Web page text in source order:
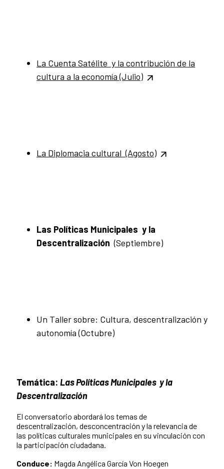
La Cuenta Satélite y la contribución de la
cultura a la economía (Julio)
La Diplomacia cultural (Agosto)
Las Políticas Municipales y la
Descentralización (Septiembre)
Un Taller sobre: Cultura, descentralización y
autonomía (Octubre)
Temática: Las Políticas Municipales y la
Descentralización
El conversatorio abordará los temas de
descentralización, desconcentración y la relevancia de
las políticas culturales municipales en su vinculación con
la participación ciudadana.
Conduce: Magda Angélica García Von Hoegen